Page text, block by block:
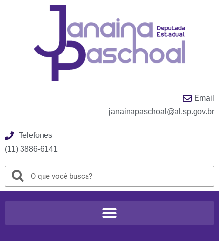
Email
janainapaschoal@al.sp.gov.br
Telefones
(11) 3886-6141